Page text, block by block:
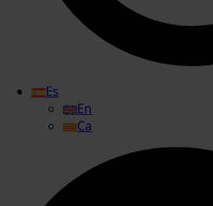
Es
En
Ca